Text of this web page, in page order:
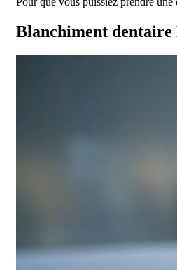
Blanchiment dentaire